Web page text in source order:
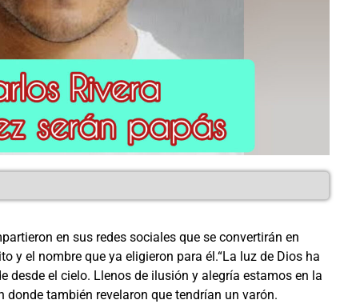
en sus redes sociales que se convertirán en
y el nombre que ya eligieron para él.“La luz de Dios ha
el cielo. Llenos de ilusión y alegría estamos en la
también revelaron que tendrían un varón.